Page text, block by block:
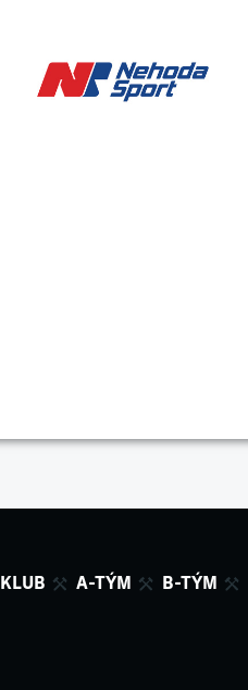
KLUB A-TÝM B-TÝM